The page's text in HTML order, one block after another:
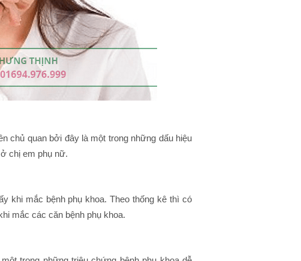
chủ quan bởi đây là một trong những dấu hiệu
chị em phụ nữ.
khi mắc bệnh phụ khoa. Theo thống kê thì có
mắc các căn bệnh phụ khoa.